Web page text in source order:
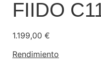
FIIDO
1.199,00 €
Rendimiento